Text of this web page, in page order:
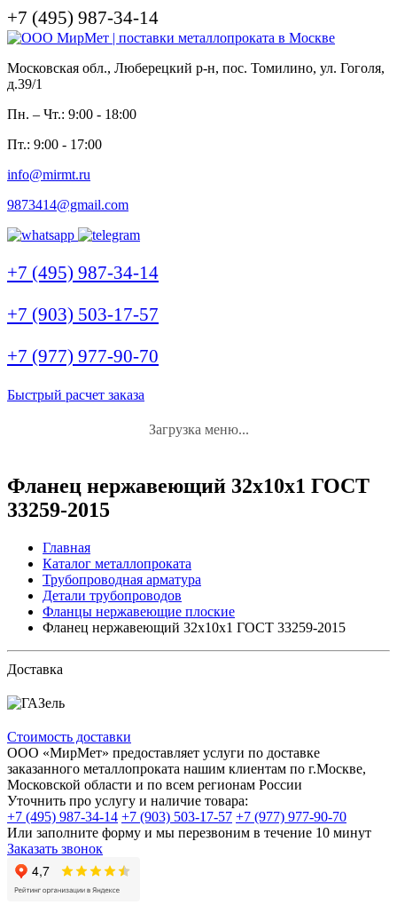
+7 (495) 987-34-14
Московская обл., Люберецкий р-н, пос. Томилино, ул. Гоголя,
д.39/1
Пн. – Чт.: 9:00 - 18:00
Пт.: 9:00 - 17:00
info@mirmt.ru
9873414@gmail.com
+7 (495) 987-34-14
+7 (903) 503-17-57
+7 (977) 977-90-70
Быстрый расчет заказа
Загрузка меню...
Фланец нержавеющий 32x10x1 ГОСТ
33259-2015
Главная
Каталог металлопроката
Трубопроводная арматура
Детали трубопроводов
Фланцы нержавеющие плоские
Фланец нержавеющий 32x10x1 ГОСТ 33259-2015
Доставка
Стоимость доставки
ООО «МирМет» предоставляет услуги по доставке
заказанного металлопроката нашим клиентам по г.Москве,
Московской области и по всем регионам России
Уточнить про услугу и наличие товара:
+7 (495) 987-34-14 +7 (903) 503-17-57 +7 (977) 977-90-70
Или заполните форму и мы перезвоним в течение 10 минут
Заказать звонок